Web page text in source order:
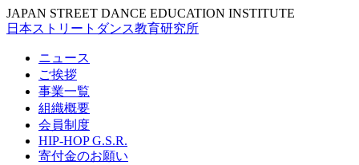
JAPAN STREET DANCE EDUCATION INSTITUTE
日本ストリートダンス教育研究所
ニュース
ご挨拶
事業一覧
組織概要
会員制度
HIP-HOP G.S.R.
寄付金のお願い